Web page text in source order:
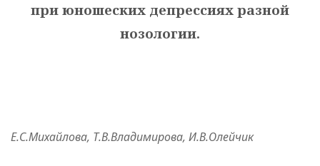
при юношеских депрессиях разной
нозологии.
Е.С.Михайлова, Т.В.Владимирова, И.В.Олейчик